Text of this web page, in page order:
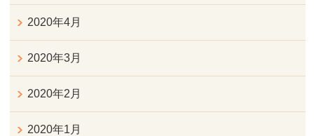
2020年4月
2020年3月
2020年2月
2020年1月